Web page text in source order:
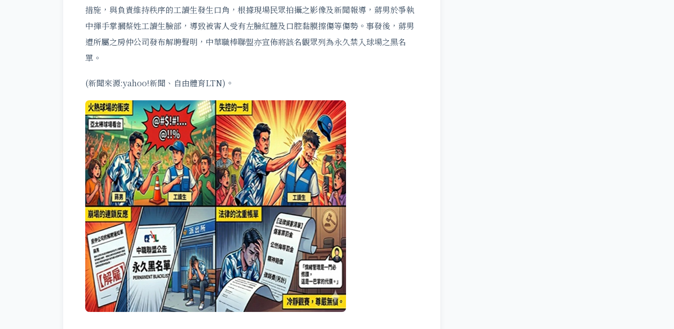
措施，與負責維持秩序的工讀生發生口角，根據現場民眾拍攝之影像及新聞報導，蔣男於爭執
中揮手掌摑蔡姓工讀生臉部，導致被害人受有左臉紅腫及口腔黏膜擦傷等傷勢。事發後，蔣男
遭所屬之房仲公司發布解聘聲明，中華職棒聯盟亦宣佈將該名觀眾列為永久禁入球場之黑名
單。
(新聞來源:yahoo!新聞、自由體育LTN)。